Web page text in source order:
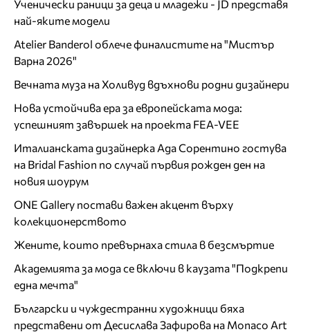
Ученически раници за деца и младежи - JD представя
най-яките модели
Atelier Banderol облече финалистите на "Мистър
Варна 2026"
Вечната муза на Холивуд вдъхнови родни дизайнери
Нова устойчива ера за европейската мода:
успешният завършек на проекта FEA-VEE
Италианската дизайнерка Ада Сорентино гостува
на Bridal Fashion по случай първия рожден ден на
новия шоурум
ONE Gallery постави важен акцент върху
колекционерството
Жените, които превърнаха стила в безсмъртие
Академията за мода се включи в каузата "Подкрепи
една мечта"
Български и чуждестранни художници бяха
представени от Десислава Зафирова на Monaco Art